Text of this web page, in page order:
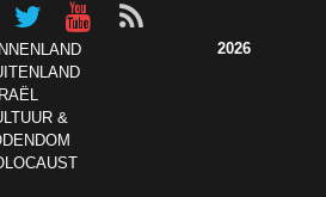
&
2026